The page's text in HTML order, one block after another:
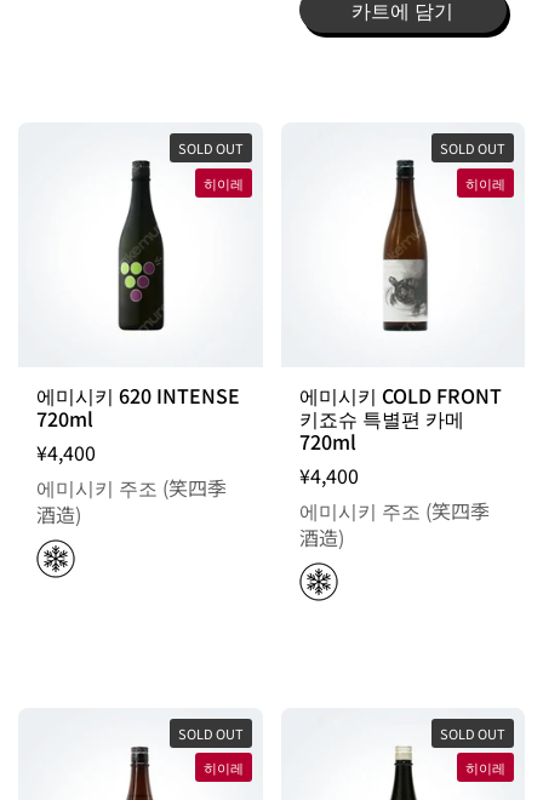
카트에 담기
에미시키 620 INTENSE
720ml
¥4,400
에미시키 주조 (笑四季
酒造)
SOLD OUT
히이레
에미시키 COLD FRONT
키죠슈 특별편 카메
720ml
¥4,400
에미시키 주조 (笑四季
酒造)
SOLD OUT
히이레
SOLD OUT
히이레
SOLD OUT
히이레